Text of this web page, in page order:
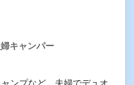
キャンパー
ンプなど、夫婦でデュオ